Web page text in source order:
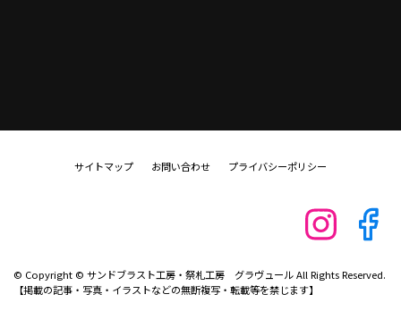
サイトマップ お問い合わせ プライバシーポリシー
© Copyright © サンドブラスト工房・祭札工房 グラヴュール All Rights Reserved.
【掲載の記事・写真・イラストなどの無断複写・転載等を禁じます】